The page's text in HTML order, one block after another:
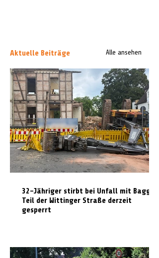
Aktuelle Beiträge Alle ansehen
32-Jähriger stirbt bei Unfall mit Bagger:
Teil der Wittinger Straße derzeit
gesperrt